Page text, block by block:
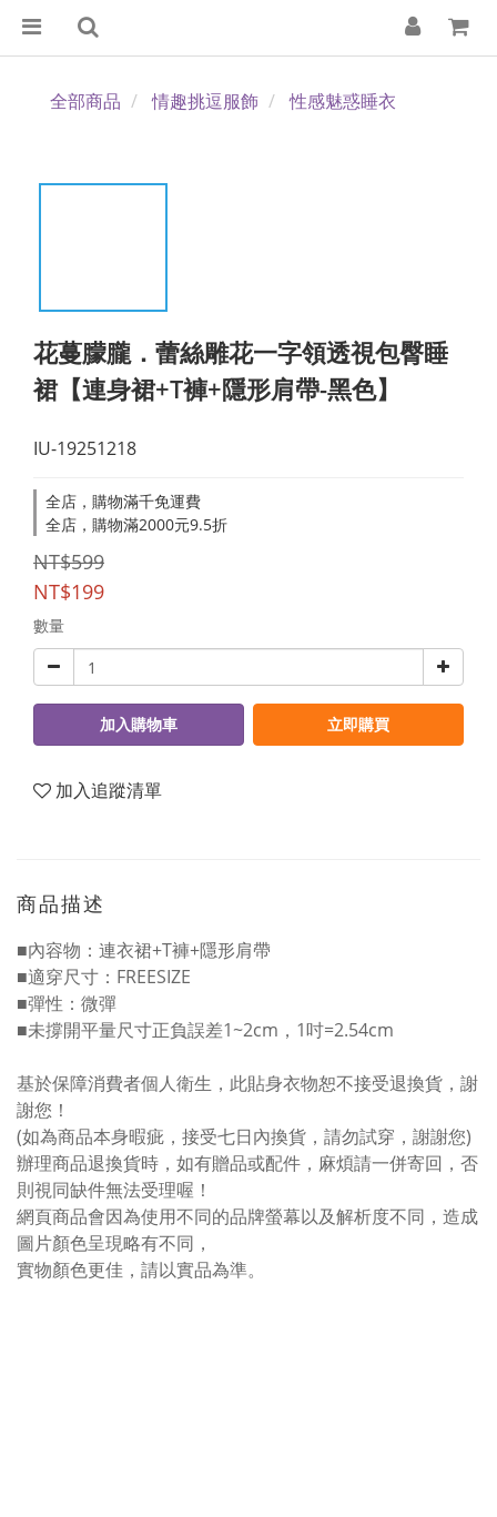
全部商品 情趣挑逗服飾 性感魅惑睡衣
花蔓朦朧．蕾絲雕花一字領透視包臀睡
裙【連身裙+T褲+隱形肩帶-黑色】
IU-19251218
全店，購物滿千免運費
全店，購物滿2000元9.5折
NT$599
NT$199
數量
加入購物車 立即購買
加入追蹤清單
商品描述
■內容物：連衣裙+T褲+隱形肩帶
■適穿尺寸：FREESIZE
■彈性：微彈
■未撐開平量尺寸正負誤差1~2cm，1吋=2.54cm
基於保障消費者個人衛生，此貼身衣物恕不接受退換貨，謝
謝您！
(如為商品本身暇疵，接受七日內換貨，請勿試穿，謝謝您)
辦理商品退換貨時，如有贈品或配件，麻煩請一併寄回，否
則視同缺件無法受理喔！
網頁商品會因為使用不同的品牌螢幕以及解析度不同，造成
圖片顏色呈現略有不同，
實物顏色更佳，請以實品為準。